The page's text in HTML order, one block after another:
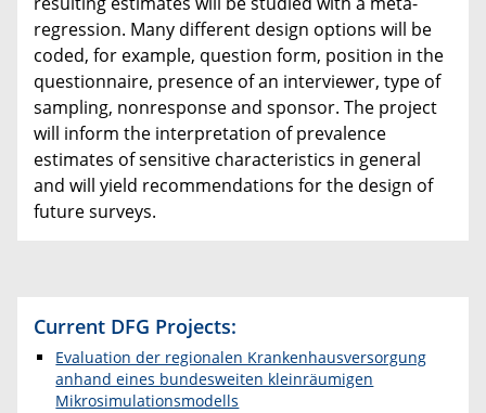
regression. Many different design options will be
coded, for example, question form, position in the
questionnaire, presence of an interviewer, type of
sampling, nonresponse and sponsor. The project
will inform the interpretation of prevalence
estimates of sensitive characteristics in general
and will yield recommendations for the design of
future surveys.
Current DFG Projects:
Evaluation der regionalen Krankenhausversorgung
anhand eines bundesweiten kleinräumigen
Mikrosimulationsmodells